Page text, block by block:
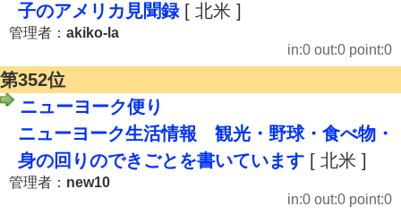
子のアメリカ見聞録[ 北米 ]
管理者： akiko-la
in:0 out:0 point:0
第352位
ニューヨーク便り
ニューヨーク生活情報 観光・野球・食べ物・
身の回りのできごとを書いています [ 北米 ]
管理者： new10
in:0 out:0 point:0